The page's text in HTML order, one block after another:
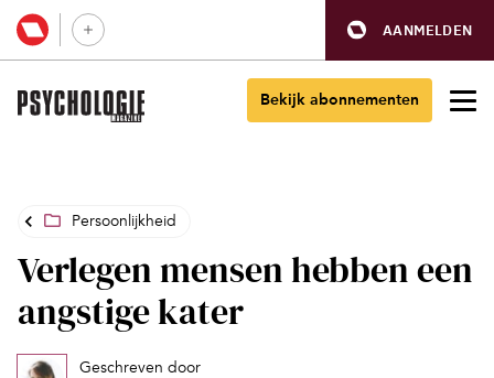
AANMELDEN
Bekijk abonnementen
Persoonlijkheid
Verlegen mensen hebben een
angstige kater
Geschreven door